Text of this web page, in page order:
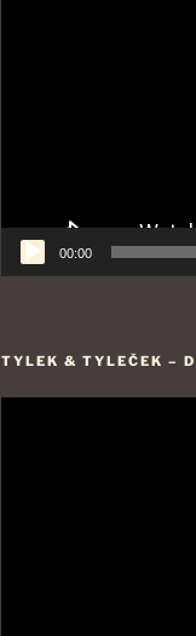
00:00
TYLEK & TYLEČEK –